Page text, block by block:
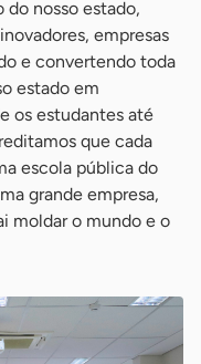
do nosso estado,
empresas
e convertendo toda
estado em
os estudantes até
que cada
escola pública do
grande empresa,
moldar o mundo e o